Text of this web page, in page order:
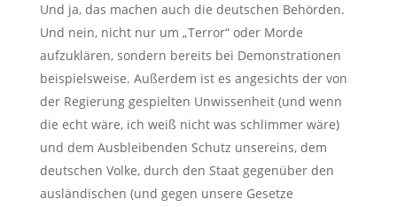
Und ja, das machen auch die deutschen Behörden.
Und nein, nicht nur um „Terror“ oder Morde
aufzuklären, sondern bereits bei Demonstrationen
beispielsweise. Außerdem ist es angesichts der von
der Regierung gespielten Unwissenheit (und wenn
die echt wäre, ich weiß nicht was schlimmer wäre)
und dem Ausbleibenden Schutz unsereins, dem
deutschen Volke, durch den Staat gegenüber den
ausländischen (und gegen unsere Gesetze